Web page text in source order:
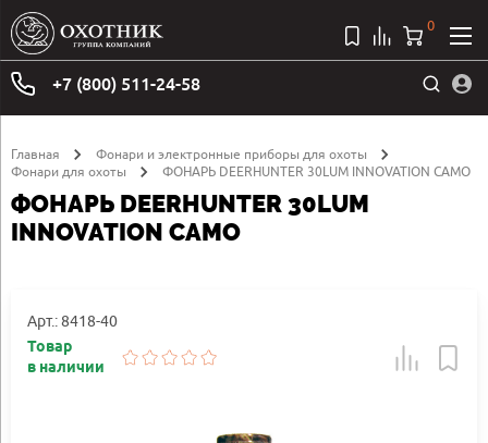
+7 (800) 511-24-58
0
Главная
Фонари и электронные приборы для охоты
Фонари для охоты
ФОНАРЬ DEERHUNTER 30LUM INNOVATION CAMO
ФОНАРЬ DEERHUNTER 30LUM
INNOVATION CAMO
Арт.: 8418-40
Товар
в наличии